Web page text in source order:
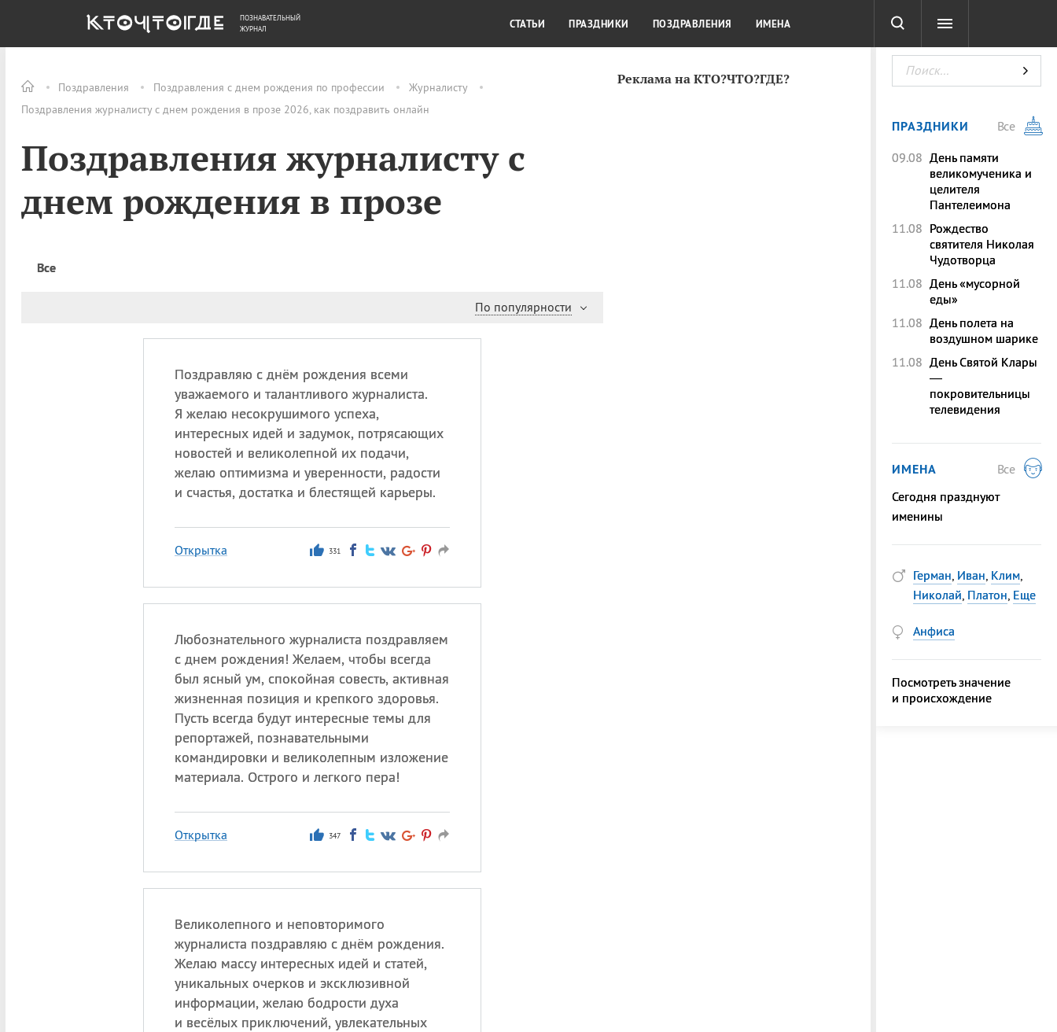
Поздравления Поздравления с днем рождения по профессии
Журналисту
Поздравления журналисту с днем рождения в прозе 2026, как поздравить онлайн
Поздравления журналисту с
днем рождения в прозе
Все
По популярности
Поздравляю с днём рождения всеми
уважаемого и талантливого журналиста.
Я желаю несокрушимого успеха,
интересных идей и задумок, потрясающих
новостей и великолепной их подачи,
желаю оптимизма и уверенности, радости
и счастья, достатка и блестящей карьеры.
Открытка 331
Любознательного журналиста поздравляем
с днем рождения! Желаем, чтобы всегда
был ясный ум, спокойная совесть, активная
жизненная позиция и крепкого здоровья.
Пусть всегда будут интересные темы для
репортажей, познавательными
командировки и великолепным изложение
материала. Острого и легкого пера!
Открытка 347
Великолепного и неповторимого
журналиста поздравляю с днём рождения.
Желаю массу интересных идей и статей,
уникальных очерков и эксклюзивной
информации, желаю бодрости духа
и весёлых приключений, увлекательных
Реклама на КТО?ЧТО?ГДЕ?
ОБЩЕСТВО ДЕНЬГИ КУЛЬТУРА КРАСОТА ТЕСТЫ
ПОЗНАВАТЕЛЬНЫЙ
ЖУРНАЛ
СТАТЬИ ПРАЗДНИКИ ПОЗДРАВЛЕНИЯ ИМЕНА
ПРАЗДНИКИ
Все
09.08 День памяти
великомученика и
целителя
Пантелеимона
11.08 Рождество
святителя Николая
Чудотворца
11.08 День «мусорной
еды»
11.08 День полета на
воздушном шарике
11.08 День Святой Клары
—
покровительницы
телевидения
ИМЕНА
Все
Сегодня празднуют
именины
Герман, Иван, Клим,
Николай, Платон, Еще
Анфиса
Посмотреть значение
и происхождение